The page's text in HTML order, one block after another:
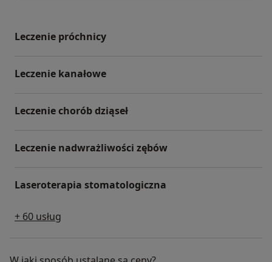
Leczenie próchnicy
Leczenie kanałowe
Leczenie chorób dziąseł
Leczenie nadwrażliwości zębów
Laseroterapia stomatologiczna
+ 60 usług